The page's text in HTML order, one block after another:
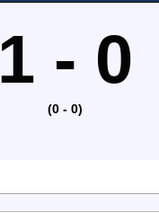
1 - 0
(0 - 0)